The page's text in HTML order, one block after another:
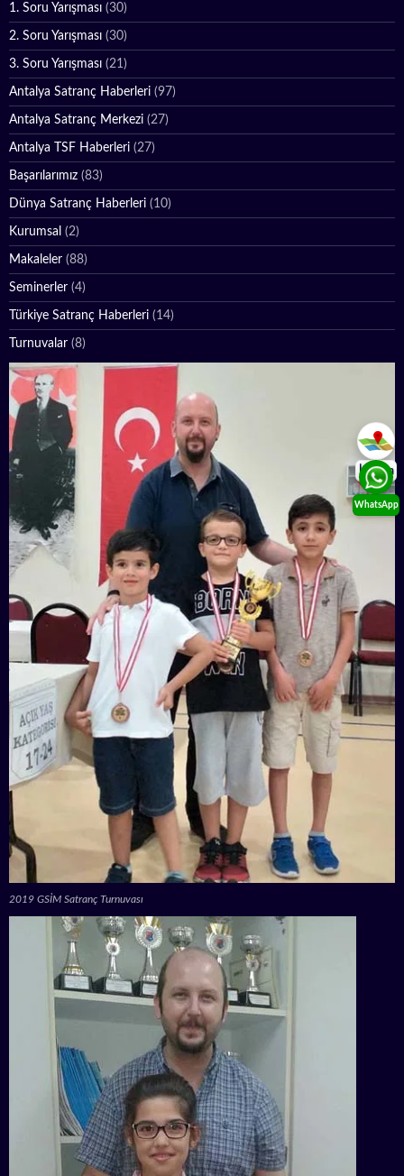
İletişim
WhatsApp
1. Soru Yarışması (30)
2. Soru Yarışması (30)
3. Soru Yarışması (21)
Antalya Satranç Haberleri (97)
Antalya Satranç Merkezi (27)
Antalya TSF Haberleri (27)
Başarılarımız (83)
Dünya Satranç Haberleri (10)
Kurumsal (2)
Makaleler (88)
Seminerler (4)
Türkiye Satranç Haberleri (14)
Turnuvalar (8)
2019 GSİM Satranç Turnuvası